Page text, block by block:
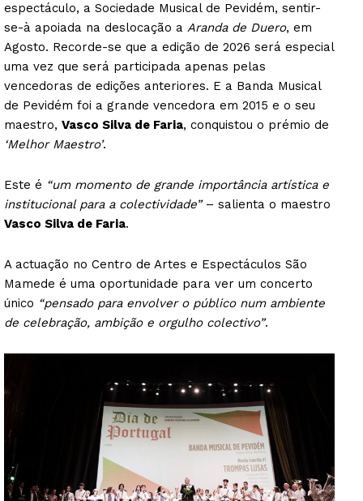
espectáculo, a Sociedade Musical de Pevidém, sentir-
se-à apoiada na deslocação a Aranda de Duero, em
Agosto. Recorde-se que a edição de 2026 será especial
uma vez que será participada apenas pelas
vencedoras de edições anteriores. E a Banda Musical
de Pevidém foi a grande vencedora em 2015 e o seu
maestro, Vasco Silva de Faria, conquistou o prémio de
‘Melhor Maestro’.
Este é “um momento de grande importância artística e
institucional para a colectividade”– salienta o maestro
Vasco Silva de Faria.
A actuação no Centro de Artes e Espectáculos São
Mamede é uma oportunidade para ver um concerto
único “pensado para envolver o público num ambiente
de celebração, ambição e orgulho colectivo”.